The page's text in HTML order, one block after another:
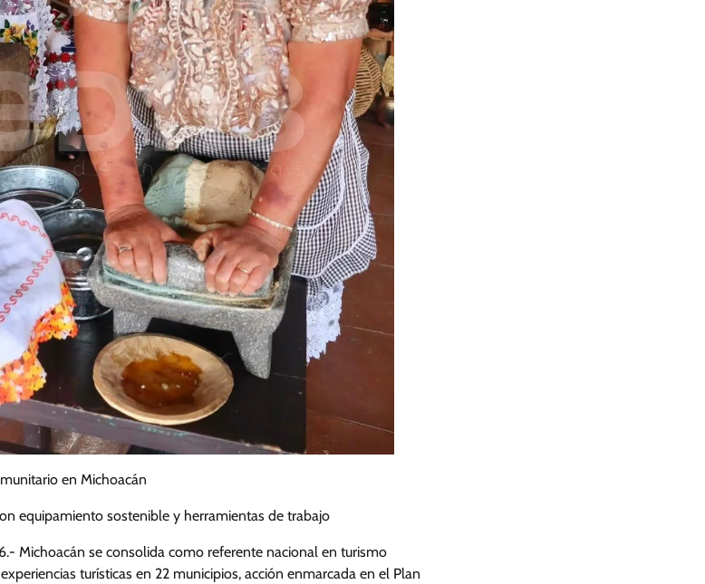
en Michoacán
equipamiento sostenible y herramientas de trabajo
Michoacán se consolida como referente nacional en turismo
turísticas en 22 municipios, acción enmarcada en el Plan